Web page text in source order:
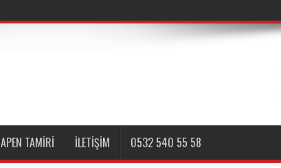
TAMIRI İLETIŞIM 0532 540 55 58